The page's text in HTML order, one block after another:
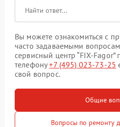
Вы можете ознакомиться с
часто задаваемыми
сервисный центр “FIX-
телефону+7 (495) 023-73-25
свой вопрос.
Общие
Вопросы по ремонту